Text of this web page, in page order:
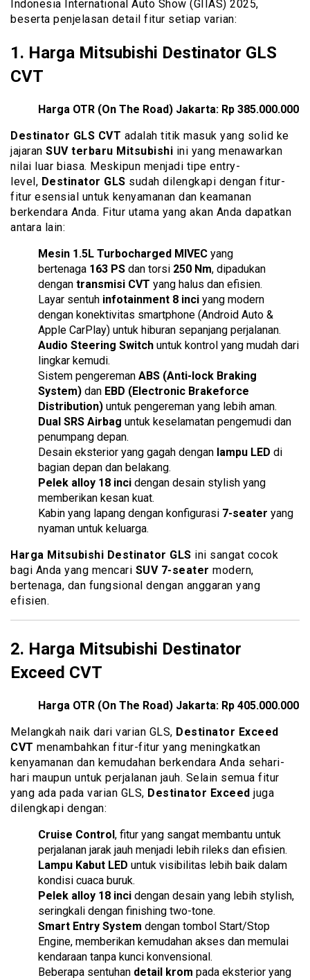
Indonesia International Auto Show (GIIAS) 2025,
beserta penjelasan detail fitur setiap varian:
1. Harga Mitsubishi Destinator GLS
CVT
Harga OTR (On The Road) Jakarta: Rp 385.000.000
Destinator GLS CVT adalah titik masuk yang solid ke
jajaran SUV terbaru Mitsubishi ini yang menawarkan
nilai luar biasa. Meskipun menjadi tipe entry-
level, Destinator GLS sudah dilengkapi dengan fitur-
fitur esensial untuk kenyamanan dan keamanan
berkendara Anda. Fitur utama yang akan Anda dapatkan
antara lain:
Mesin 1.5L Turbocharged MIVEC yang
bertenaga 163 PS dan torsi 250 Nm, dipadukan
dengan transmisi CVT yang halus dan efisien.
Layar sentuh infotainment 8 inci yang modern
dengan konektivitas smartphone (Android Auto &
Apple CarPlay) untuk hiburan sepanjang perjalanan.
Audio Steering Switch untuk kontrol yang mudah dari
lingkar kemudi.
Sistem pengereman ABS (Anti-lock Braking
System) dan EBD (Electronic Brakeforce
Distribution) untuk pengereman yang lebih aman.
Dual SRS Airbag untuk keselamatan pengemudi dan
penumpang depan.
Desain eksterior yang gagah dengan lampu LED di
bagian depan dan belakang.
Pelek alloy 18 inci dengan desain stylish yang
memberikan kesan kuat.
Kabin yang lapang dengan konfigurasi 7-seater yang
nyaman untuk keluarga.
Harga Mitsubishi Destinator GLS ini sangat cocok
bagi Anda yang mencari SUV 7-seater modern,
bertenaga, dan fungsional dengan anggaran yang
efisien.
2. Harga Mitsubishi Destinator
Exceed CVT
Harga OTR (On The Road) Jakarta: Rp 405.000.000
Melangkah naik dari varian GLS, Destinator Exceed
CVT menambahkan fitur-fitur yang meningkatkan
kenyamanan dan kemudahan berkendara Anda sehari-
hari maupun untuk perjalanan jauh. Selain semua fitur
yang ada pada varian GLS, Destinator Exceed juga
dilengkapi dengan:
Cruise Control, fitur yang sangat membantu untuk
perjalanan jarak jauh menjadi lebih rileks dan efisien.
Lampu Kabut LED untuk visibilitas lebih baik dalam
kondisi cuaca buruk.
Pelek alloy 18 inci dengan desain yang lebih stylish,
seringkali dengan finishing two-tone.
Smart Entry System dengan tombol Start/Stop
Engine, memberikan kemudahan akses dan memulai
kendaraan tanpa kunci konvensional.
Beberapa sentuhan detail krom pada eksterior yang